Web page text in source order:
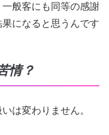
般客にも同等の感謝
になると思うんです
情？
は変わりません。